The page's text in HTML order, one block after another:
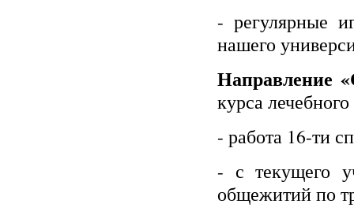
- регулярные
нашего
Направление
курса
- работа 16-ти
- с текущего
общежитий по